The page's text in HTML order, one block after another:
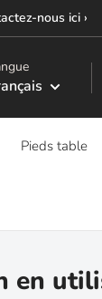
nous ici ›
Pieds table
en